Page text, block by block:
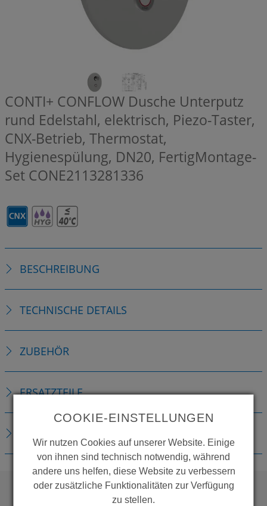
CONTI+ CONFLOW Dusche Unterputz
rund Edelstahl, elektrisch, Piezo-Taster,
CNX-Betrieb, Thermostat,
Hygienespülung, DN20, FertigMontage-
Set CONE2113281336
BESCHREIBUNG
TECHNISCHE DETAILS
ZUBEHÖR
ERSATZTEILE
COOKIE-EINSTELLUNGEN
Wir nutzen Cookies auf unserer Website. Einige
von ihnen sind technisch notwendig, während
andere uns helfen, diese Website zu verbessern
oder zusätzliche Funktionalitäten zur Verfügung
zu stellen.